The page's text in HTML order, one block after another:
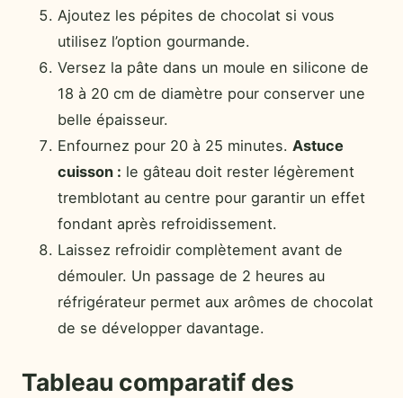
Ajoutez les pépites de chocolat si vous
utilisez l’option gourmande.
Versez la pâte dans un moule en silicone de
18 à 20 cm de diamètre pour conserver une
belle épaisseur.
Enfournez pour 20 à 25 minutes. Astuce
cuisson : le gâteau doit rester légèrement
tremblotant au centre pour garantir un effet
fondant après refroidissement.
Laissez refroidir complètement avant de
démouler. Un passage de 2 heures au
réfrigérateur permet aux arômes de chocolat
de se développer davantage.
Tableau comparatif des